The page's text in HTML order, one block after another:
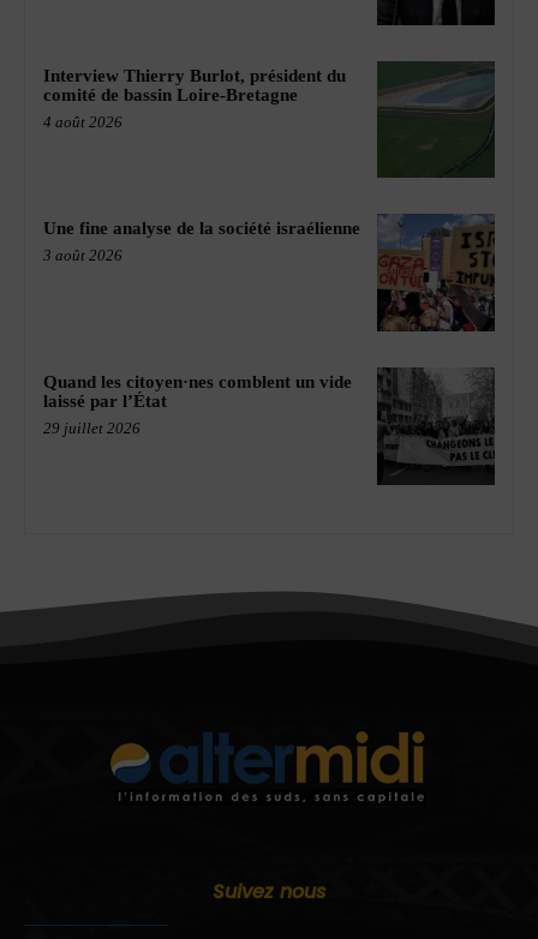
Interview Thierry Burlot, président du
comité de bassin Loire-Bretagne
4 août 2026
Une fine analyse de la société israélienne
3 août 2026
Quand les citoyen·nes comblent un vide
laissé par l’État
29 juillet 2026
Suivez nous